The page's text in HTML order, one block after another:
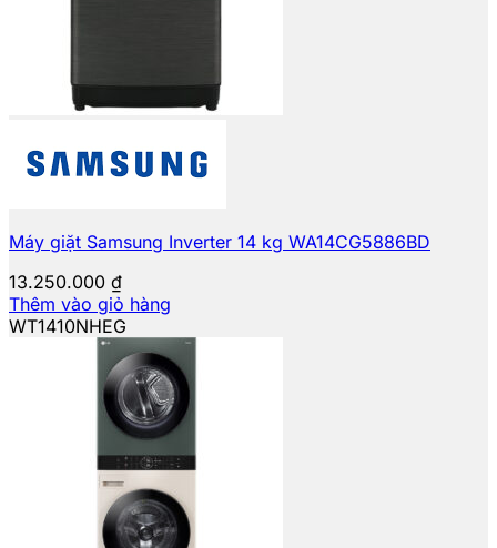
Máy giặt Samsung Inverter 14 kg WA14CG5886BD
13.250.000 ₫
Thêm vào giỏ hàng
WT1410NHEG